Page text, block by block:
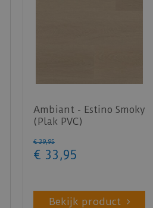
Ambiant - Estino Smoky
(Plak PVC)
€ 39,95
€ 33 ,95
Bekijk product